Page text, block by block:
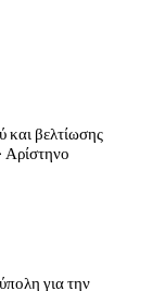
και βελτίωσης
Αρίστηνο
για την